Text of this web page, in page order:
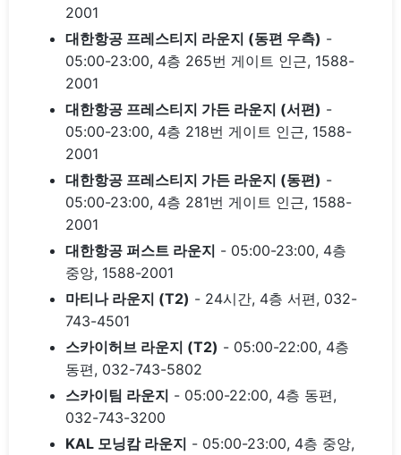
2001
대한항공 프레스티지 라운지 (동편 우측) -
05:00-23:00, 4층 265번 게이트 인근, 1588-
2001
대한항공 프레스티지 가든 라운지 (서편) -
05:00-23:00, 4층 218번 게이트 인근, 1588-
2001
대한항공 프레스티지 가든 라운지 (동편) -
05:00-23:00, 4층 281번 게이트 인근, 1588-
2001
대한항공 퍼스트 라운지 - 05:00-23:00, 4층
중앙, 1588-2001
마티나 라운지 (T2) - 24시간, 4층 서편, 032-
743-4501
스카이허브 라운지 (T2) - 05:00-22:00, 4층
동편, 032-743-5802
스카이팀 라운지 - 05:00-22:00, 4층 동편,
032-743-3200
KAL 모닝캄 라운지 - 05:00-23:00, 4층 중앙,